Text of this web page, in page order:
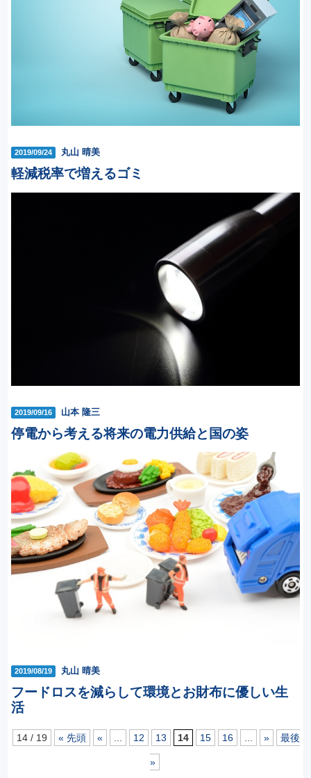
2019/09/24 丸山 晴美
軽減税率で増えるゴミ
2019/09/16 山本 隆三
停電から考える将来の電力供給と国の姿
2019/08/19 丸山 晴美
フードロスを減らして環境とお財布に優しい生
活
14 / 19 « 先頭 « ... 12 13 14 15 16 ... » 最後
»